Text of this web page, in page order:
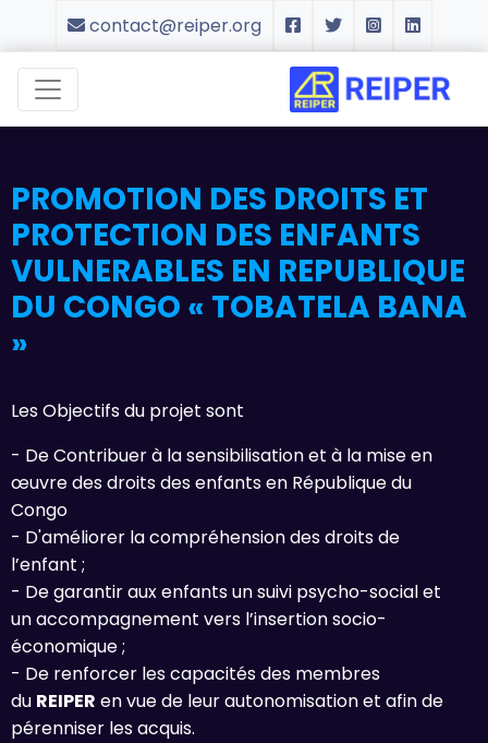
contact@reiper.org
PROMOTION DES DROITS ET
PROTECTION DES ENFANTS
VULNERABLES EN REPUBLIQUE
DU CONGO « TOBATELA BANA
»
Les Objectifs du projet sont
- De Contribuer à la sensibilisation et à la mise en
œuvre des droits des enfants en République du
Congo
- D'améliorer la compréhension des droits de
l’enfant ;
- De garantir aux enfants un suivi psycho-social et
un accompagnement vers l’insertion socio-
économique ;
- De renforcer les capacités des membres
du REIPER en vue de leur autonomisation et afin de
pérenniser les acquis.